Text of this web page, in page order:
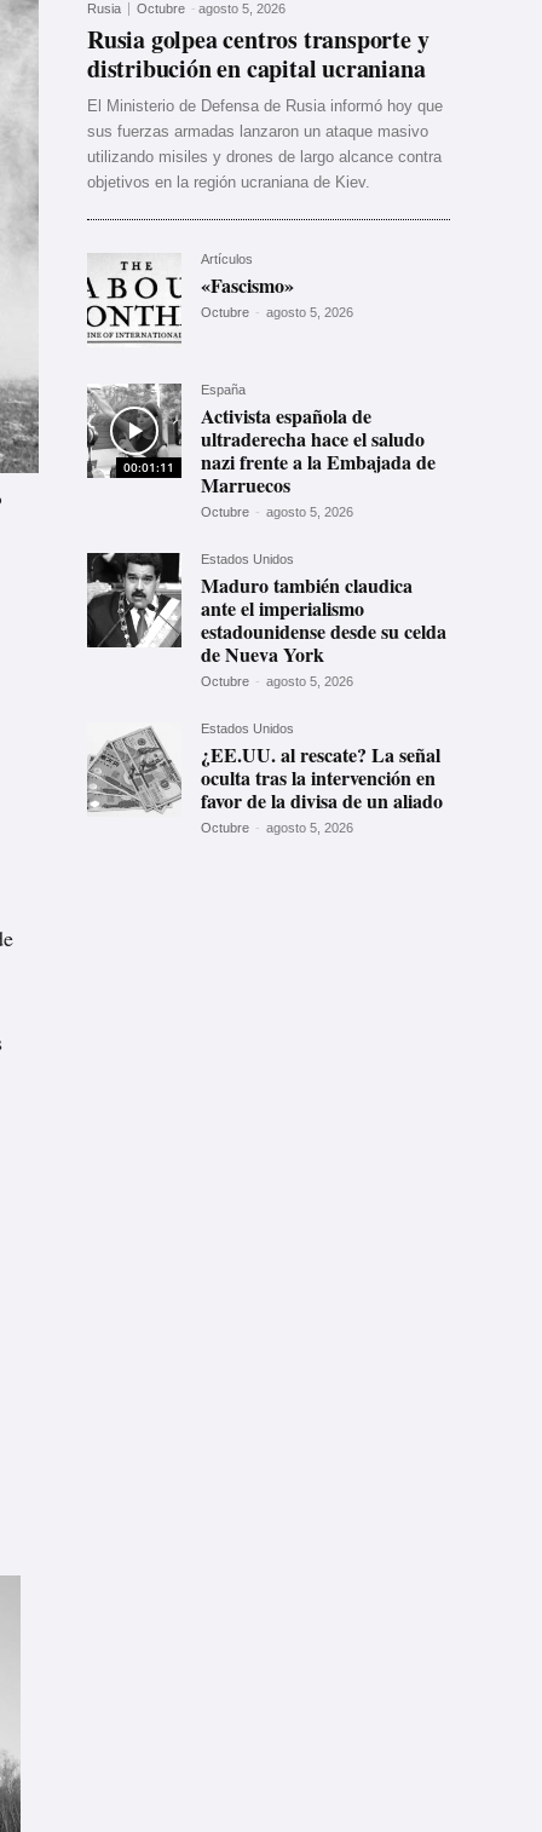
Rusia Octubre - agosto 5, 2026
Rusia golpea centros transporte y
distribución en capital ucraniana
El Ministerio de Defensa de Rusia informó hoy que
sus fuerzas armadas lanzaron un ataque masivo
utilizando misiles y drones de largo alcance contra
objetivos en la región ucraniana de Kiev.
Artículos
«Fascismo»
Octubre - agosto 5, 2026
00:01:11
España
Activista española de
ultraderecha hace el saludo
nazi frente a la Embajada de
Marruecos
Octubre - agosto 5, 2026
Estados Unidos
Maduro también claudica
ante el imperialismo
estadounidense desde su celda
de Nueva York
Octubre - agosto 5, 2026
Estados Unidos
¿EE.UU. al rescate? La señal
oculta tras la intervención en
favor de la divisa de un aliado
Octubre - agosto 5, 2026